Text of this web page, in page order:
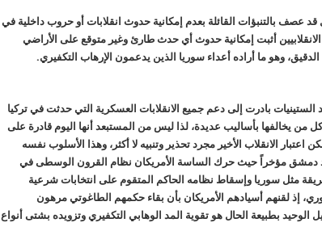
عصف بالتنبؤات القائلة بعدم إمكانية حدوث انقلابات أو حروب داخلية في
أثبت إمكانية حدوث أي حدث طارئ وغير متوقع على الأراضي
وهو ما أراده أعداء سوريا الذين يدعمون الإرهاب التكفيري.
الستينيات بادرت إلى دعم جميع الانقلابات العسكرية التي حدثت في تركيا
من يخالفها بأساليب عديدة، لذا ليس من المستبعد أنها اليوم قادرة على
اعتبار الانقلاب الأخير مجرد تحذير وتنبيه لا أكثر، وهذا الأسلوب نفسه
دمشق مؤخراً حيث حرك الساسة الأمريكان نظام القرون الوسطى في
مثل سوريا وإسقاط نظامه الحاكم المتقوم على انتخابات شرعية
إذ لقنهم أسيادهم الأمريكان بأن بقاء حكمهم الطاغوتي مرهون
بطبيعة الحال هو تقوية المد الوهابي التكفيري وتزويده بشتى أنواع